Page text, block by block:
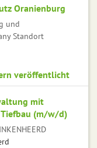
Oranienburg
und
Standort
veröffentlicht
mit
Tiefbau (m/w/d)